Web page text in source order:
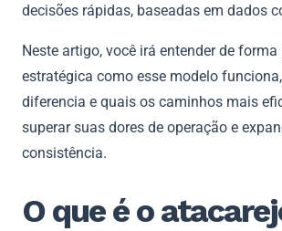
decisões rápidas, baseadas em dados
Neste artigo, você irá entender de
estratégica como esse modelo
diferencia e quais os caminhos mais
superar suas dores de operação e
consistência.
O que é o